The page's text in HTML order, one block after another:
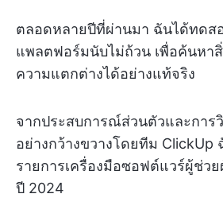
ตลอดหลายปีที่ผ่านมา ฉันได้ทดส
แพลตฟอร์มนับไม่ถ้วน เพื่อค้นหา
ความแตกต่างได้อย่างแท้จริง
จากประสบการณ์ส่วนตัวและการ
อย่างกว้างขวางโดยทีม ClickUp
รายการเครื่องมือซอฟต์แวร์ผู้ช่ว
ปี 2024